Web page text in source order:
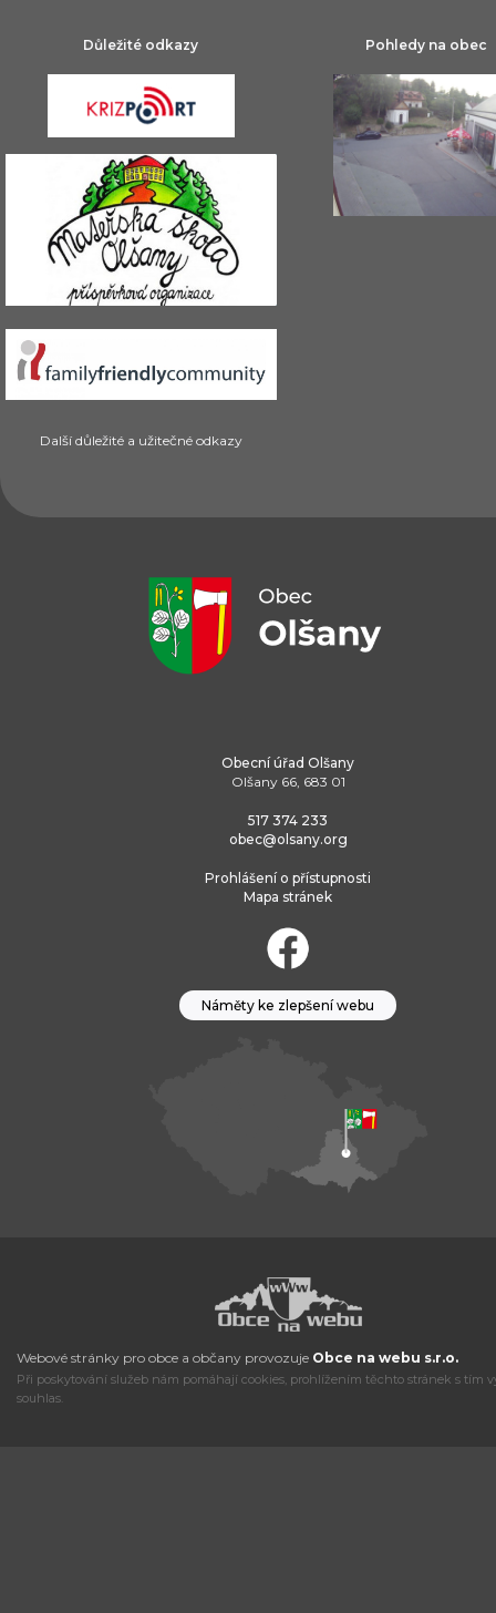
Důležité odkazy
Další důležité a užitečné odkazy
Pohledy na obec
Obecní úřad Olšany
Olšany 66, 683 01
517 374 233
obec@olsany.org
Prohlášení o přístupnosti
Mapa stránek
Náměty ke zlepšení webu
Webové stránky pro obce a občany provozuje Obce na webu s.r.o.
Při poskytování služeb nám pomáhají cookies, prohlížením těchto stránek s tím
souhlas.